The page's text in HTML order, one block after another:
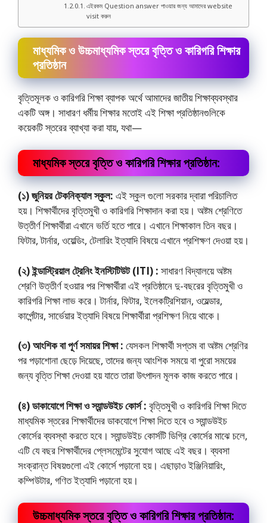
এইরকম Question answer পাওয়ার জন্য আমাদের website
visit করুন
মাধ্যমিক ও উচ্চমাধ্যমিক স্তরে বৃত্তি ও কারিগরি শিক্ষার
প্রতিষ্ঠান
বৃত্তিমূলক ও কারিগরি শিক্ষা ব্যাপক অর্থে আমাদের জাতীয় শিক্ষাব্যবস্থার
একটি অঙ্গ। সাধারণ ধর্মীয় শিক্ষার মতোই এই শিক্ষা প্রতিষ্ঠানগুলিকে
কয়েকটি স্তরের ব্যাখ্যা করা যায়, যথা—
মাধ্যমিক স্তরে বৃত্তি ও কারিগরি শিক্ষার প্রতিষ্ঠান:
(১) জুনিয়র টেকনিক্যাল স্কুল: এই স্কুল গুলো সরকার দ্বারা পরিচালিত
হয়। শিক্ষার্থীদের বৃত্তিমুখী ও কারিগরি শিক্ষাদান করা হয়। অষ্টম শ্রেণিতে
উত্তীর্ণ শিক্ষার্থীরা এখানে ভর্তি হতে পারে। এখানে শিক্ষাকাল তিন বছর।
ফিটার, টার্নার, ওয়েল্ডিং, টেলারিং ইত্যাদি বিষয়ে এখানে প্রশিক্ষণ দেওয়া হয়।
(২) ইন্ডাস্ট্রিয়াল ট্রেনিং ইনস্টিটিউট (ITI) : সাধারণ বিদ্যালয়ে অষ্টম
শ্রেণি উত্তীর্ণ হওয়ার পর শিক্ষার্থীরা এই প্রতিষ্ঠানে দু-বছরের বৃত্তিমুখী ও
কারিগরি শিক্ষা লাভ করে। টার্নার, ফিটার, ইলেকট্রিশিয়ান, ওয়েল্ডার,
কার্পেন্টার, সার্ভেয়ার ইত্যাদি বিষয়ে শিক্ষার্থীরা প্রশিক্ষণ নিয়ে থাকে।
(৩) আংশিক বা পূর্ণ সমায়র শিক্ষা : যেসকল শিক্ষার্থী সপ্তম বা অষ্টম শ্রেণির
পর পড়াশোনা ছেড়ে দিয়েছে, তাদের জন্য আংশিক সময়ে বা পুরাে সময়ের
জন্য বৃত্তি শিক্ষা দেওয়া হয় যাতে তারা উৎপাদন মূলক কাজ করতে পারে।
(৪) ডাকাযোগে শিক্ষা ও স্যান্ডউইচ কোর্স : বৃত্তিমুখী ও কারিগরি শিক্ষা দিতে
মাধ্যমিক স্তরের শিক্ষার্থীদের ডাকযোগে শিক্ষা দিতে হবে ও স্যান্ডউইচ
কোর্সের ব্যবস্থা করতে হবে। স্যান্ডউইচ কোর্সটি ডিগ্রি কোর্সের মাঝে চলে,
এটি যে বছর শিক্ষার্থীদের প্লেসমেন্টের সুযোগ আছে এই বছর। ব্যবসা
সংক্রান্ত বিষয়গুলো এই কোর্সে পড়ানো হয়। এছাড়াও ইঞ্জিনিয়ারিং,
কম্পিউটার, গণিত ইত্যাদি পড়ানো হয়।
উচ্চমাধ্যমিক স্তরে বৃত্তি ও কারিগরি শিক্ষার প্রতিষ্ঠান: